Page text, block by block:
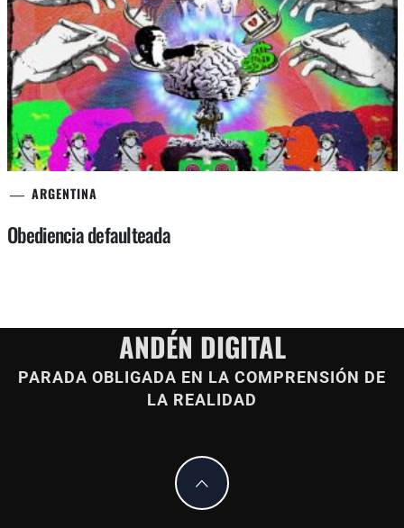
ARGENTINA
Obediencia defaulteada
ANDÉN DIGITAL
PARADA OBLIGADA EN LA COMPRENSIÓN DE
LA REALIDAD